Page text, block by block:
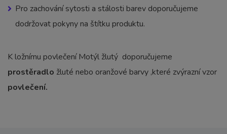
Pro zachování sytosti a stálosti barev doporučujeme
dodržovat pokyny na štítku produktu.
K ložnímu povlečení Motýl žlutý doporučujeme
prostěradlo žluté nebo oranžové barvy ,které zvýrazní vzor
povlečení.